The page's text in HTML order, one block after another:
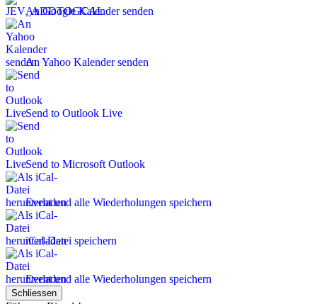
An Google Kalender senden
An Yahoo Kalender senden
Send to Outlook Live
Send to Microsoft Outlook
Event und alle Wiederholungen speichern
iCal-Datei speichern
Event und alle Wiederholungen speichern
Schliessen